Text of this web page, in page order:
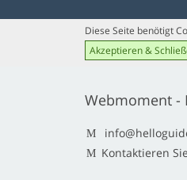
Diese Seite benötigt
Akzeptieren &
Webmoment -
Kontaktieren